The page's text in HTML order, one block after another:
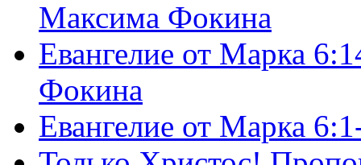
Максима Фокина
Евангелие от Марка
Фокина
Евангелие от Марка